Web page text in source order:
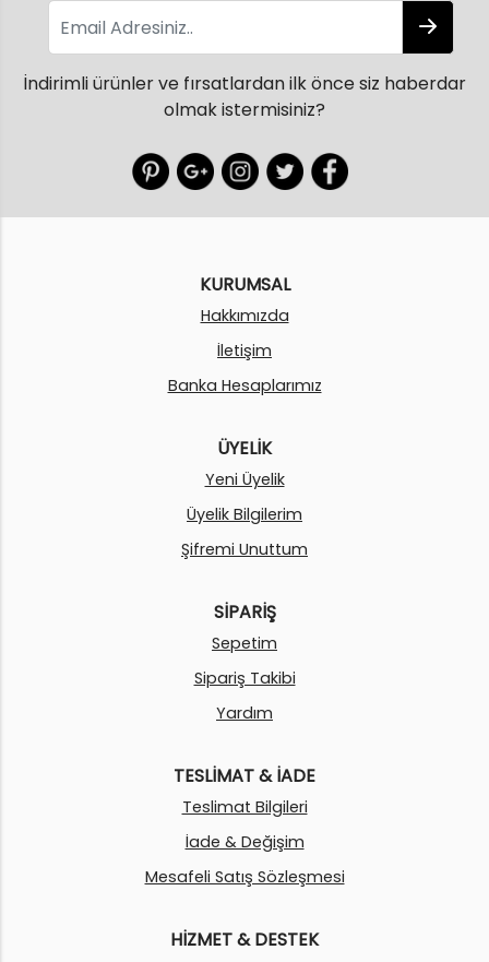
İndirimli ürünler ve fırsatlardan ilk önce siz haberdar
olmak istermisiniz?
KURUMSAL
Hakkımızda
İletişim
Banka Hesaplarımız
ÜYELİK
Yeni Üyelik
Üyelik Bilgilerim
Şifremi Unuttum
SİPARİŞ
Sepetim
Sipariş Takibi
Yardım
TESLİMAT & İADE
Teslimat Bilgileri
İade & Değişim
Mesafeli Satış Sözleşmesi
HİZMET & DESTEK